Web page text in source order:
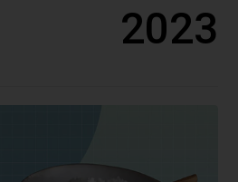
2023